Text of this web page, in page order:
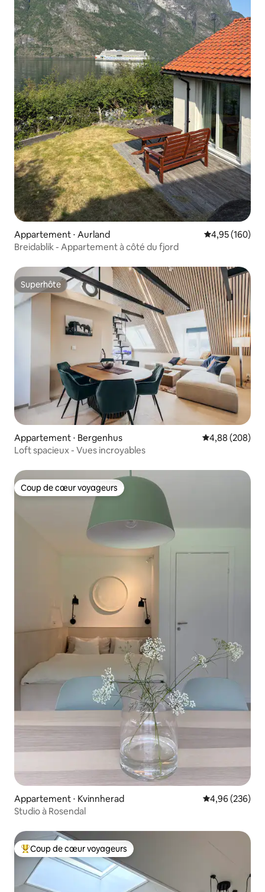
Appartement ⋅ Aurland Évaluation
4,95 (160)
Breidablik - Appartement à côté du fjord
Superhôte
Superhôte
Appartement ⋅ Bergenhus Évaluation
4,88 (208)
Loft spacieux - Vues incroyables
Coup de cœur voyageurs
Coup de cœur voyageurs
Appartement ⋅ Kvinnherad Évaluation
4,96 (236)
Studio à Rosendal
Coups de cœur voyageurs les plus appréciés
Coup de cœur voyageurs